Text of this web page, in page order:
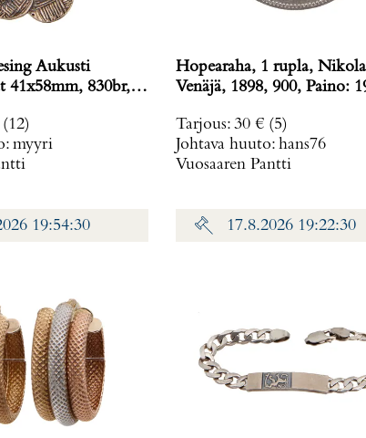
Aukusti
41x58mm, 830br,
(12)
myyri
Hopearaha, 1 rupla,
Venäjä, 1898, 900,
Tarjous: 30 € (5)
Johtava huuto: hans76
Vuosaaren Pantti
19:54:30 17.8.2026 19:22:30